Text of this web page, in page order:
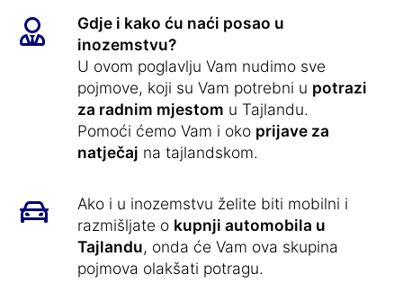
Gdje i kako ću naći posao u
inozemstvu?
U ovom poglavlju Vam nudimo sve
pojmove, koji su Vam potrebni u potrazi
za radnim mjestom u Tajlandu.
Pomoći ćemo Vam i oko prijave za
natječaj na tajlandskom.
Ako i u inozemstvu želite biti mobilni i
razmišljate o kupnji automobila u
Tajlandu, onda će Vam ova skupina
pojmova olakšati potragu.